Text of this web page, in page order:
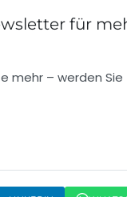
für
mehr – werden